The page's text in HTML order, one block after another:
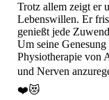
Trotz allem zeigt er
Lebenswillen. Er
genießt jede
Um seine
Physiotherapie von
und Nerven
❤️😻